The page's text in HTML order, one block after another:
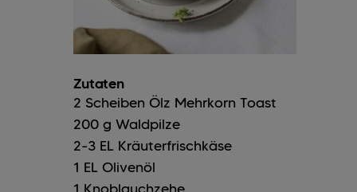
Zutaten
2 Scheiben Ölz Mehrkorn Toast
200 g Waldpilze
2-3 EL Kräuterfrischkäse
1 EL Olivenöl